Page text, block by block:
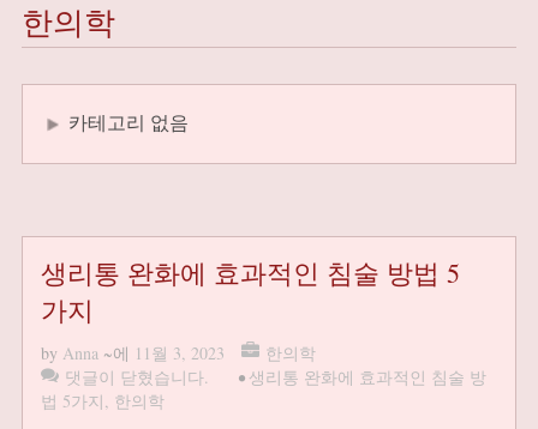
한의학
카테고리 없음
생리통 완화에 효과적인 침술 방법 5
가지
by Anna ~에 11월 3, 2023
한의학
댓글이 닫혔습니다.
• 생리통 완화에 효과적인 침술 방
법 5가지, 한의학